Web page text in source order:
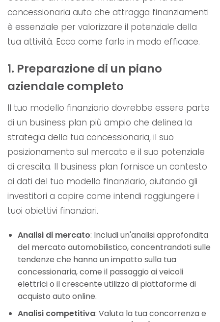
concessionaria auto che attragga finanziamenti
è essenziale per valorizzare il potenziale della
tua attività. Ecco come farlo in modo efficace.
1. Preparazione di un piano
aziendale completo
Il tuo modello finanziario dovrebbe essere parte
di un business plan più ampio che delinea la
strategia della tua concessionaria, il suo
posizionamento sul mercato e il suo potenziale
di crescita. Il business plan fornisce un contesto
ai dati del tuo modello finanziario, aiutando gli
investitori a capire come intendi raggiungere i
tuoi obiettivi finanziari.
Analisi di mercato: Includi un'analisi approfondita
del mercato automobilistico, concentrandoti sulle
tendenze che hanno un impatto sulla tua
concessionaria, come il passaggio ai veicoli
elettrici o il crescente utilizzo di piattaforme di
acquisto auto online.
Analisi competitiva: Valuta la tua concorrenza e